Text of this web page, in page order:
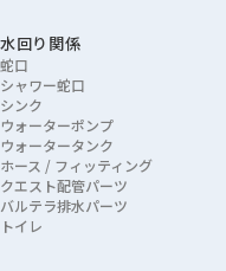
水回り関係
蛇口
シャワー蛇口
シンク
ウォーターポンプ
ウォータータンク
ホース / フィッティング
クエスト配管パーツ
バルテラ排水パーツ
トイレ